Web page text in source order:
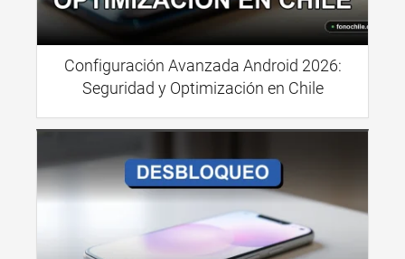
Configuración Avanzada Android 2026:
Seguridad y Optimización en Chile